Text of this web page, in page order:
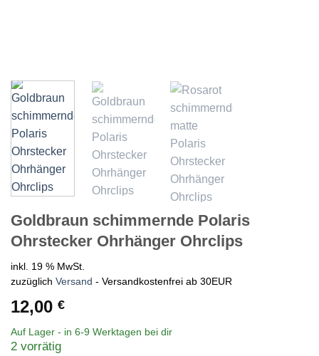
Goldbraun schimmernde Polaris
Ohrstecker Ohrhänger Ohrclips
inkl. 19 % MwSt.
zuzüglich Versand - Versandkostenfrei ab 30EUR
12,00 €
Auf Lager - in 6-9 Werktagen bei dir
2 vorrätig